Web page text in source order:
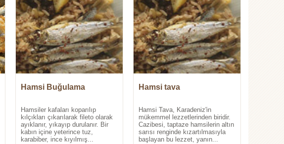
Hamsi Buğulama
Hamsiler kafaları koparılıp
kılçıkları çıkarılarak fileto olarak
ayıklanır, yıkayıp durulanır. Bir
kabın içine yeterince tuz,
karabiber, ince kıyılmış...
Hamsi tava
Hamsi Tava, Karadeniz'in
mükemmel lezzetlerinden biridir.
Cazibesi, taptaze hamsilerin altın
sarısı renginde kızartılmasıyla
başlayan bu lezzet, yanın...